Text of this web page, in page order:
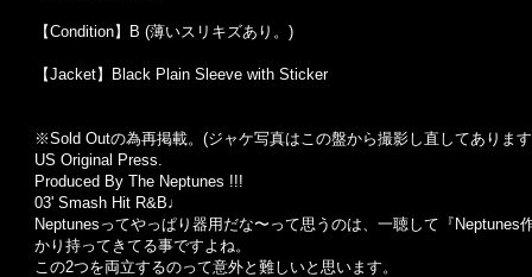
【Condition】B (薄いスリキズあり。)
【Jacket】Black Plain Sleeve with Sticker
※Sold Outの為再掲載。 (ジャケ写真はこの盤から撮影し直してありま
US Original Press.
Produced By The Neptunes !!!
03' Smash Hit R&B♩
Neptunesってやっぱり器用だな〜って思うのは、一聴して『
かり持ってきてる事ですよね。
この2つを両立するのって意外と難しいと思います。